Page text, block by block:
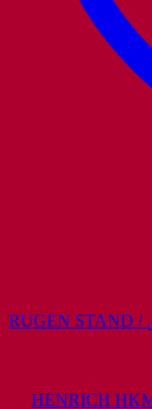
همزن کاسه دار ۷ ( خمیر زن ) مدل ۱۹۵۰ روگن / RUGEN STAND